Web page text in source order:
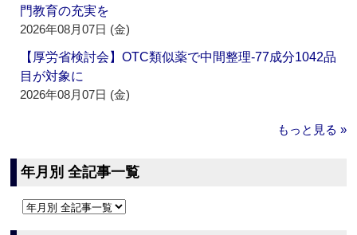
門教育の充実を
2026年08月07日 (金)
【厚労省検討会】OTC類似薬で中間整理‐77成分1042品
目が対象に
2026年08月07日 (金)
もっと見る »
年月別 全記事一覧